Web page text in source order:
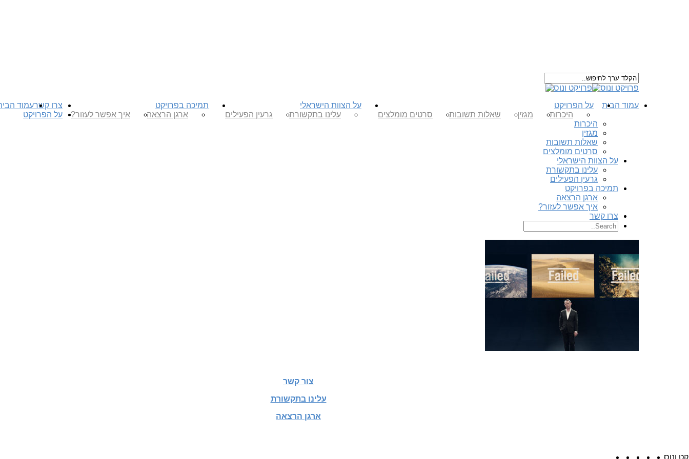
עמוד הבית
על הפרויקט
היכרות
מגזין שאלות תשובות סרטים מומלצים
על הצוות הישראלי
עלינו בתקשורת
גרעין הפעילים
תמיכה בפרויקט
ארגן הרצאה
איך אפשר לעזור?
צרו קשרעמוד
על הפרויקט
היכרות
מגזין
שאלות תשובות
סרטים מומלצים
על הצוות הישראלי
עלינו בתקשורת
גרעין הפעילים
תמיכה בפרויקט
ארגן הרצאה
איך אפשר לעזור?
צרו קשר
צור קשר
עלינו בתקשורת
ארגן הרצאה